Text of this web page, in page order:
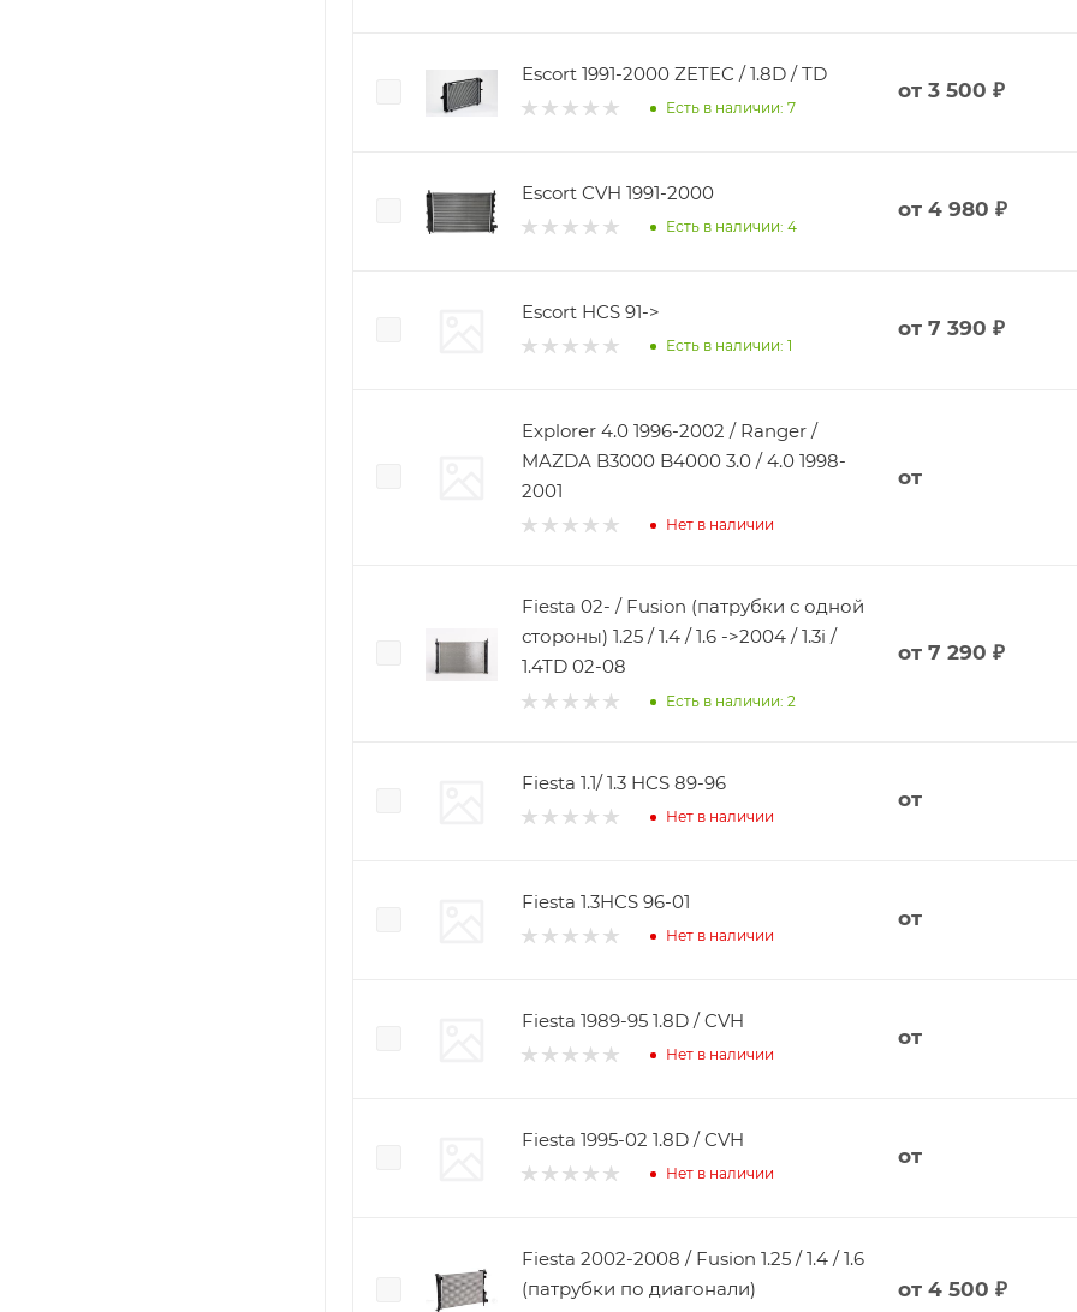
Escort 1991-2000 ZETEC / 1.8D / TD
Есть в наличии: 7
от 3 500 ₽
Escort CVH 1991-2000
Есть в наличии: 4
от 4 980 ₽
Escort HCS 91->
Есть в наличии: 1
от 7 390 ₽
Explorer 4.0 1996-2002 / Ranger /
MAZDA B3000 B4000 3.0 / 4.0 1998-
2001
Нет в наличии
от
Fiesta 02- / Fusion (патрубки с одной
стороны) 1.25 / 1.4 / 1.6 ->2004 / 1.3i /
1.4TD 02-08
Есть в наличии: 2
от 7 290 ₽
Fiesta 1.1/ 1.3 HCS 89-96
Нет в наличии
от
Fiesta 1.3HCS 96-01
Нет в наличии
от
Fiesta 1989-95 1.8D / CVH
Нет в наличии
от
Fiesta 1995-02 1.8D / CVH
Нет в наличии
от
Fiesta 2002-2008 / Fusion 1.25 / 1.4 / 1.6
(патрубки по диагонали)
от 4 500 ₽